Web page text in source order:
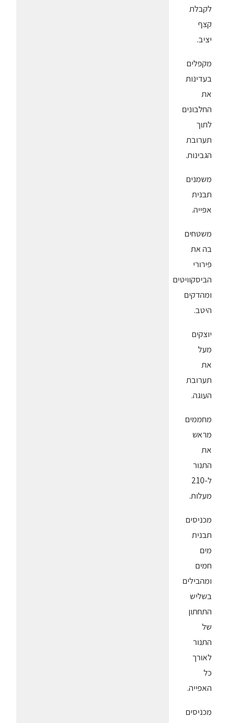
לקבלת
קצף
יציב.
מקפלים
בעדינות
את
החלבונים
לתוך
תערובת
הגבינות.
משמנים
תבנית
אפייה.
משטחים
בה את
פירורי
הביסקוויטים
ומהדקים
היטב.
יוצקים
מעל
את
תערובת
העוגה.
מחממים
מראש
את
התנור
ל-210
מעלות.
מכניסים
תבנית
מים
חמים
ומהבילים
בשליש
התחתון
של
התנור
לאורך
כל
האפייה.
מכניסים